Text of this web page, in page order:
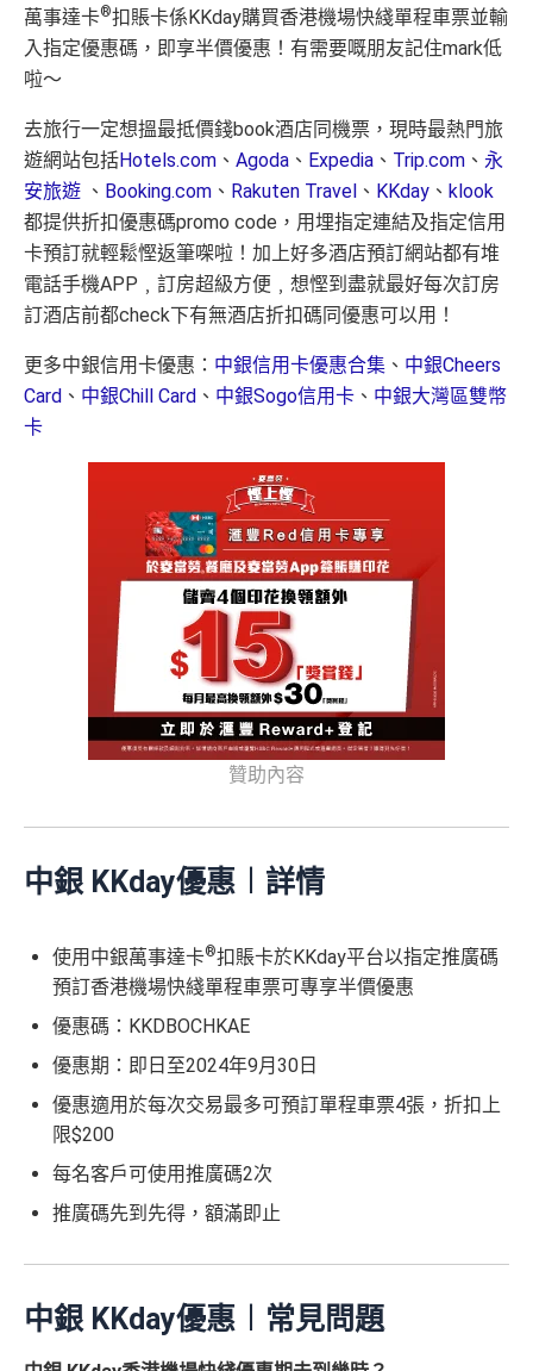
萬事達卡®扣賬卡係KKday購買香港機場快綫單程車票並輸
入指定優惠碼，即享半價優惠！有需要嘅朋友記住mark低
啦～
去旅行一定想搵最抵價錢book酒店同機票，現時最熱門旅
遊網站包括Hotels.com 、 Agoda 、 Expedia 、 Trip.com 、 永
安旅遊 、 Booking.com 、 Rakuten Travel 、 KKday 、 klook
都提供折扣優惠碼promo code，用埋指定連結及指定信用
卡預訂就輕鬆慳返筆㗎啦！加上好多酒店預訂網站都有堆
電話手機APP﹐訂房超級方便﹐想慳到盡就最好每次訂房
訂酒店前都check下有無酒店折扣碼同優惠可以用！
更多中銀信用卡優惠： 中銀信用卡優惠合集 、 中銀Cheers
Card 、 中銀Chill Card 、 中銀Sogo信用卡 、 中銀大灣區雙幣
卡
贊助內容
中銀 KKday優惠︱詳情
使用中銀萬事達卡®扣賬卡於KKday平台以指定推廣碼
預訂香港機場快綫單程車票可專享半價優惠
優惠碼：KKDBOCHKAE
優惠期：即日至2024年9月30日
優惠適用於每次交易最多可預訂單程車票4張，折扣上
限$200
每名客戶可使用推廣碼2次
推廣碼先到先得，額滿即止
中銀 KKday優惠︱常見問題